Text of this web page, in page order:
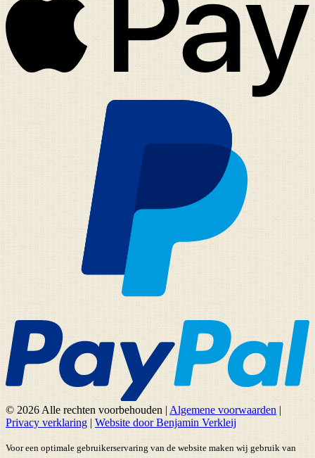
© 2026 Alle rechten voorbehouden | Algemene voorwaarden |
Privacy verklaring | Website door Benjamin Verkleij
Voor een optimale gebruikerservaring van de website maken wij gebruik van